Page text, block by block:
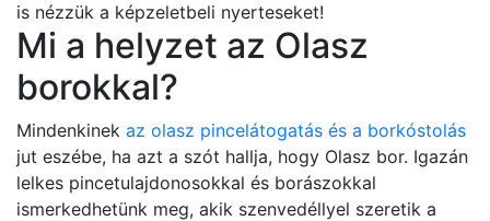
is nézzük a képzeletbeli nyerteseket!
Mi a helyzet az Olasz
borokkal?
Mindenkinek az olasz pincelátogatás és a borkóstolás
jut eszébe, ha azt a szót hallja, hogy Olasz bor. Igazán
lelkes pincetulajdonosokkal és borászokkal
ismerkedhetünk meg, akik szenvedéllyel szeretik a